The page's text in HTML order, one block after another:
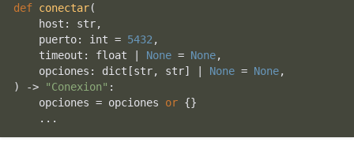
def conectar(
    host:
str,
    puerto:
int = 5432 ,
    timeout:
float None = None,
    opciones:
dict [str, str] | None = None
) ->
"Conexion" :
    opciones = opciones
or {}